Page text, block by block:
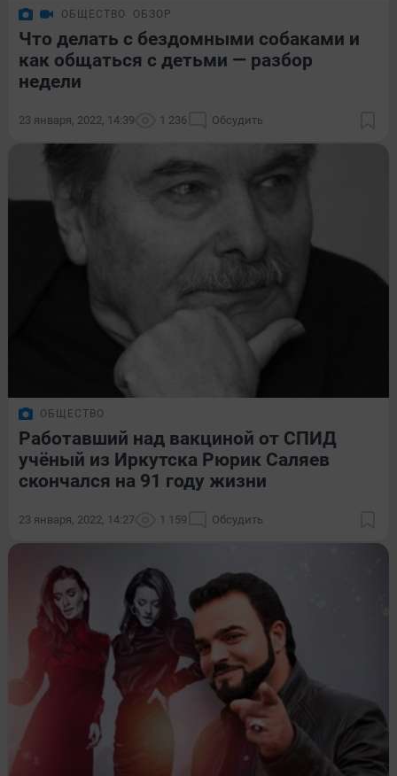
ОБЩЕСТВО ОБЗОР
Что делать с бездомными собаками и
как общаться с детьми — разбор
недели
23 января, 2022, 14:39 1 236 Обсудить
ОБЩЕСТВО
Работавший над вакциной от СПИД
учёный из Иркутска Рюрик Саляев
скончался на 91 году жизни
23 января, 2022, 14:27 1 159 Обсудить